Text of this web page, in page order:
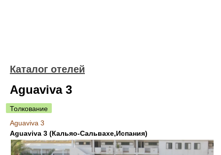
Каталог отелей
Aguaviva 3
Толкование
Aguaviva 3
Aguaviva 3 (Кальяо-Сальвахе,Испания)